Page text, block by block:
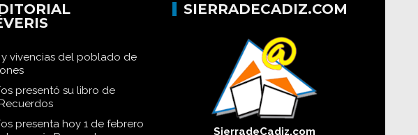
y vivencias del poblado de
presentó su libro de
presenta hoy 1 de febrero
SIERRADECADIZ.COM
SierradeCadiz.com